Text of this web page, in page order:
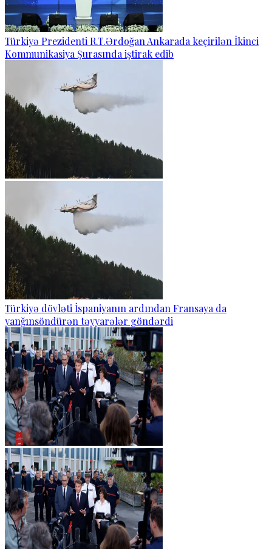
Türkiyə Prezidenti R.T.Ərdoğan Ankarada keçirilən İkinci
Kommunikasiya Şurasında iştirak edib
Türkiyə dövləti İspaniyanın ardından Fransaya da
yanğınsöndürən təyyarələr göndərdi